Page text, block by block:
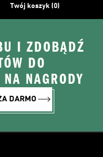
Twój koszyk (0)
I ZDOBĄDŹ
DO
NAGRODY
DARMO